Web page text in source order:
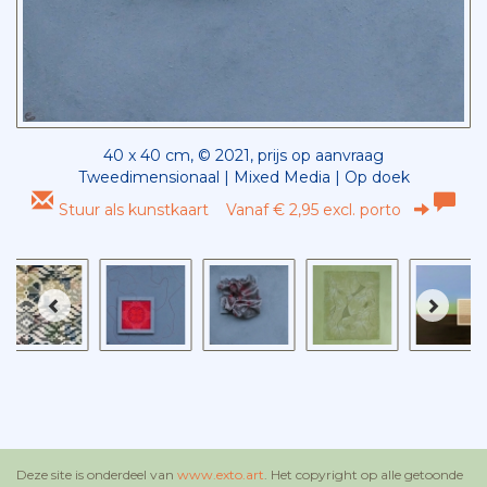
40 x 40 cm, © 2021, prijs op aanvraag
Tweedimensionaal | Mixed Media | Op doek
Stuur als kunstkaart Vanaf € 2,95 excl. porto
Deze site is onderdeel van www.exto.art. Het copyright op alle getoonde